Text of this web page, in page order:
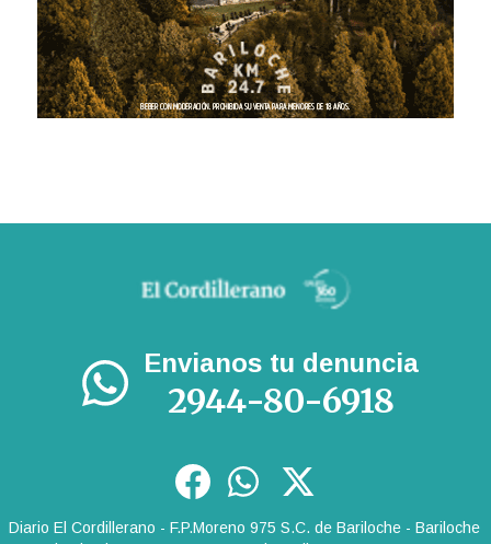
Envianos tu denuncia
2944-80-6918
Diario El Cordillerano - F.P.Moreno 975 S.C. de Bariloche - Bariloche